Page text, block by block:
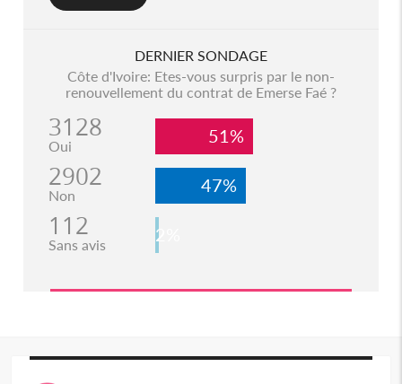
DERNIER SONDAGE
Côte d'Ivoire: Etes-vous surpris par le non-
renouvellement du contrat de Emerse Faé ?
3128
Oui 51%
2902
Non 47%
112
Sans avis 2%